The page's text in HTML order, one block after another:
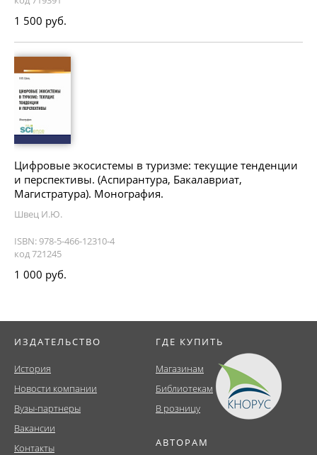
1 500 руб.
Цифровые экосистемы в туризме: текущие тенденции
и перспективы. (Аспирантура, Бакалавриат,
Магистратура). Монография.
Швец И.Ю.
ISBN: 978-5-466-12310-4
код 721245
1 000 руб.
ИЗДАТЕЛЬСТВО
История
Новости компании
Вузы-партнеры
Вакансии
Контакты
ГДЕ КУПИТЬ
Магазинам
Библиотекам
В розницу
АВТОРАМ